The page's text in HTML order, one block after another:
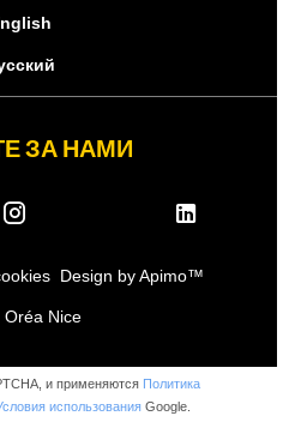
ЗА НАМИ
Design byApimo™
Nice
и применяются Политика
использования Google.